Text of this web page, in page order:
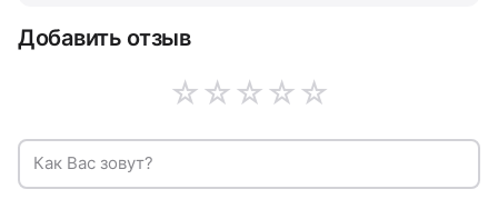
Добавить отзыв
☆
☆
☆
☆
☆
Как Вас зовут?